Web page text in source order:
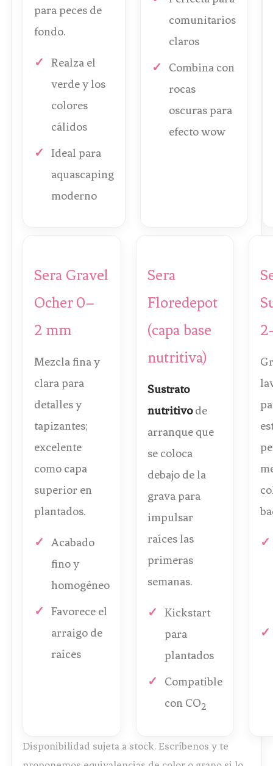
para peces de
fondo.
Realza el
verde y los
colores
cálidos
Ideal para
aquascaping
moderno
comunitarios
claros
Combina con
rocas
oscuras para
efecto wow
Sera Gravel
Ocher 0–
2 mm
Mezcla fina y
clara para
detalles y
tapizantes;
excelente
como capa
superior en
plantados.
Acabado
fino y
homogéneo
Favorece el
arraigo de
raíces
Sera
Floredepot
(capa base
nutritiva)
Sustrato
nutritivode
arranque que
se coloca
debajo de la
grava para
impulsar
raíces las
primeras
semanas.
Kickstart
para
plantados
Compatible
con CO2
Disponibilidad sujeta a stock. Escríbenos y te